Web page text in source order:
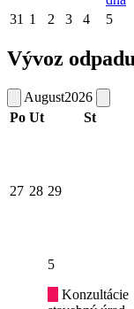
31 1 2 3 4 5
Vývoz
August2026
Po Ut St
27 28 29
5
Konzultácie